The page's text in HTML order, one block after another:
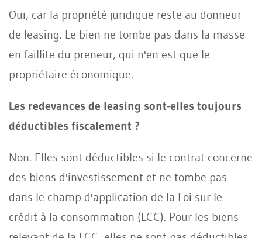
Oui, car la propriété juridique reste au donneur
de leasing. Le bien ne tombe pas dans la masse
en faillite du preneur, qui n'en est que le
propriétaire économique.
Les redevances de leasing sont-elles toujours
déductibles fiscalement ?
Non. Elles sont déductibles si le contrat concerne
des biens d'investissement et ne tombe pas
dans le champ d'application de la Loi sur le
crédit à la consommation (LCC). Pour les biens